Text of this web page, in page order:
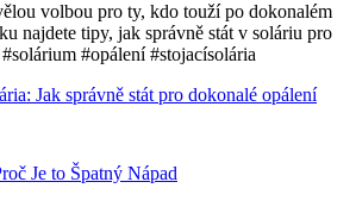
volbou pro ty, kdo touží po dokonalém
najdete tipy, jak správně stát v soláriu pro
#opálení #stojacísolária
Jak správně stát pro dokonalé opálení